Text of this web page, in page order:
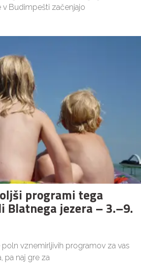
v Budimpešti začenjajo
programi tega
Blatnega jezera – 3.–9.
poln vznemirljivih programov za vas
pa naj gre za